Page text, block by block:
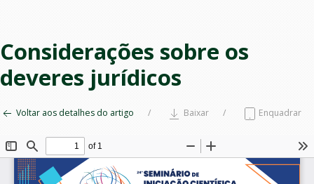
Considerações sobre os
deveres jurídicos
Voltar aos detalhes do artigo Baixar Enquadrar